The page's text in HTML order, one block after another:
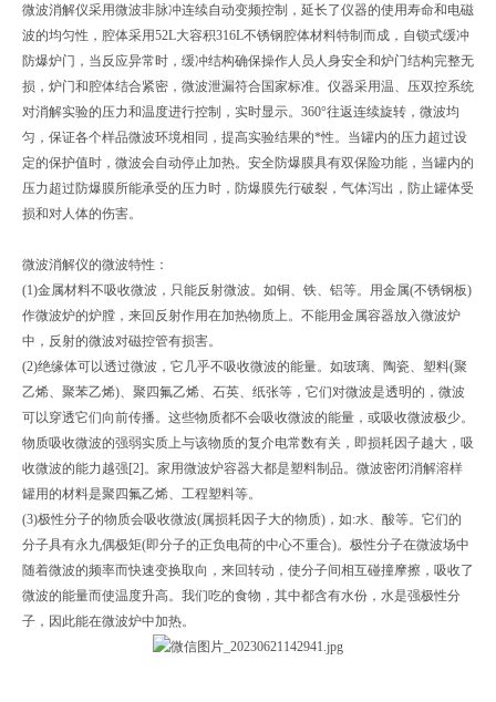
微波消解仪采用微波非脉冲连续自动变频控制，延长了仪器的使用寿命和电磁
波的均匀性，腔体采用52L大容积316L不锈钢腔体材料特制而成，自锁式缓冲
防爆炉门，当反应异常时，缓冲结构确保操作人员人身安全和炉门结构完整无
损，炉门和腔体结合紧密，微波泄漏符合国家标准。仪器采用温、压双控系统
对消解实验的压力和温度进行控制，实时显示。360°往返连续旋转，微波均
匀，保证各个样品微波环境相同，提高实验结果的*性。当罐内的压力超过设
定的保护值时，微波会自动停止加热。安全防爆膜具有双保险功能，当罐内的
压力超过防爆膜所能承受的压力时，防爆膜先行破裂，气体泻出，防止罐体受
损和对人体的伤害。
微波消解仪的微波特性：
(1)金属材料不吸收微波，只能反射微波。如铜、铁、铝等。用金属(不锈钢板)
作微波炉的炉膛，来回反射作用在加热物质上。不能用金属容器放入微波炉
中，反射的微波对磁控管有损害。
(2)绝缘体可以透过微波，它几乎不吸收微波的能量。如玻璃、陶瓷、塑料(聚
乙烯、聚苯乙烯)、聚四氟乙烯、石英、纸张等，它们对微波是透明的，微波
可以穿透它们向前传播。这些物质都不会吸收微波的能量，或吸收微波极少。
物质吸收微波的强弱实质上与该物质的复介电常数有关，即损耗因子越大，吸
收微波的能力越强[2]。家用微波炉容器大都是塑料制品。微波密闭消解溶样
罐用的材料是聚四氟乙烯、工程塑料等。
(3)极性分子的物质会吸收微波(属损耗因子大的物质)，如:水、酸等。它们的
分子具有永九偶极矩(即分子的正负电荷的中心不重合)。极性分子在微波场中
随着微波的频率而快速变换取向，来回转动，使分子间相互碰撞摩擦，吸收了
微波的能量而使温度升高。我们吃的食物，其中都含有水份，水是强极性分
子，因此能在微波炉中加热。